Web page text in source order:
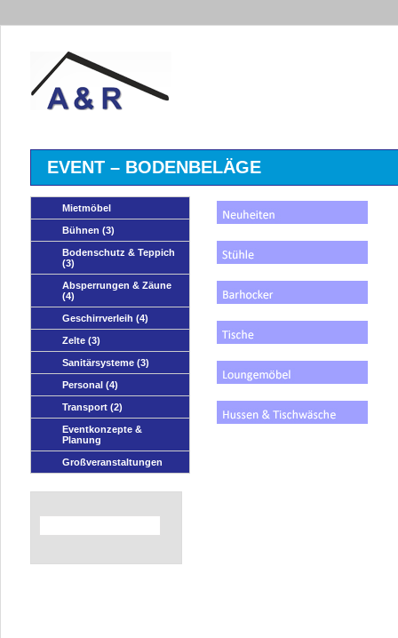
EVENT – BODENBELÄGE
Mietmöbel
Bühnen (3)
Bodenschutz & Teppich
(3)
Absperrungen & Zäune
(4)
Geschirrverleih (4)
Zelte (3)
Sanitärsysteme (3)
Personal (4)
Transport (2)
Eventkonzepte &
Planung
Großveranstaltungen